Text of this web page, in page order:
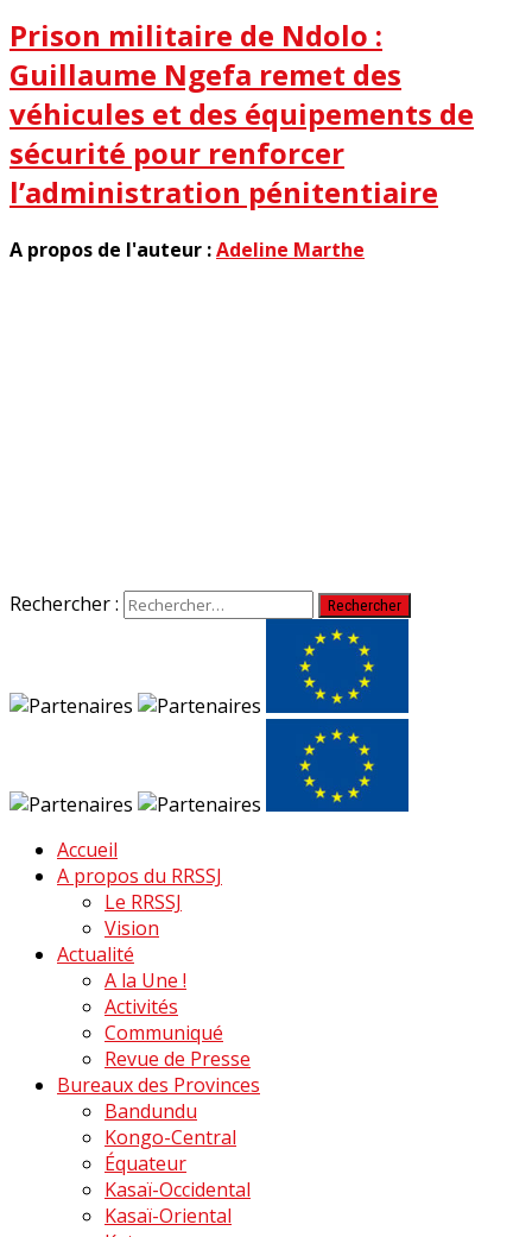
Prison militaire de Ndolo :
Guillaume Ngefa remet des
véhicules et des équipements de
sécurité pour renforcer
l’administration pénitentiaire
A propos de l'auteur :Adeline Marthe
Rechercher :
Accueil
A propos du RRSSJ
Le RRSSJ
Vision
Actualité
A la Une !
Activités
Communiqué
Revue de Presse
Bureaux des Provinces
Bandundu
Kongo-Central
Équateur
Kasaï-Occidental
Kasaï-Oriental